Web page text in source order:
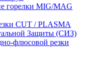
горелки MIG/MAG
CUT / PLASMA
Защиты (СИЗ)
флюсовой резки